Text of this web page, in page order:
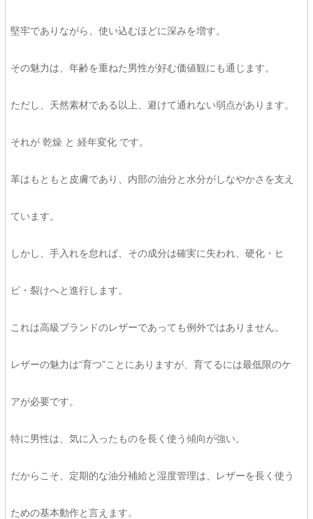
堅牢でありながら、使い込むほどに深みを増す。
その魅力は、年齢を重ねた男性が好む価値観にも通じます。
ただし、天然素材である以上、避けて通れない弱点があります。
それが 乾燥 と 経年変化 です。
革はもともと皮膚であり、内部の油分と水分がしなやかさを支え
ています。
しかし、手入れを怠れば、その成分は確実に失われ、硬化・ヒ
ビ・裂けへと進行します。
これは高級ブランドのレザーであっても例外ではありません。
レザーの魅力は“育つ”ことにありますが、育てるには最低限のケ
アが必要です。
特に男性は、気に入ったものを長く使う傾向が強い。
だからこそ、定期的な油分補給と湿度管理は、レザーを長く使う
ための基本動作と言えます。